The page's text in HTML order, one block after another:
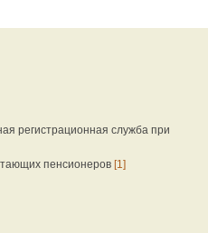
регистрационная служба при
пенсионеров [1]